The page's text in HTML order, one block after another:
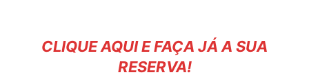
CLIQUE AQUI E FAÇA JÁ A SUA
RESERVA!